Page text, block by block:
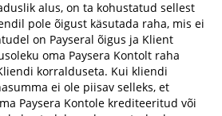
alus, on ta kohustatud sellest
pole õigust käsutada raha, mis ei
on Payseral õigus ja Klient
oma Paysera Kontolt raha
korralduseta. Kui kliendi
ei ole piisav selleks, et
Paysera Kontole krediteeritud või